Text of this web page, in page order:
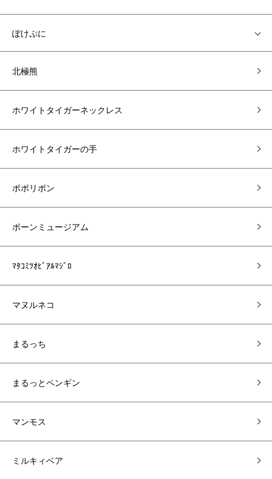
ぽけぷに
北極熊
ホワイトタイガーネックレス
ホワイトタイガーの手
ポポリボン
ボーンミュージアム
ﾏﾀｺﾐﾂｵﾋﾞｱﾙﾏｼﾞﾛ
マヌルネコ
まるっち
まるっとペンギン
マンモス
ミルキィベア